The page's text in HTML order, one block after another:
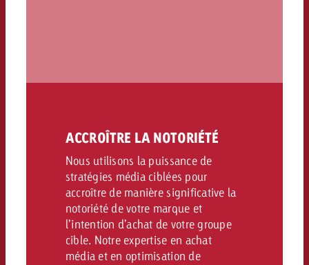
ACCROÎTRE LA NOTORIÉTÉ
Nous utilisons la puissance de
stratégies média ciblées pour
accroître de manière significative la
notoriété de votre marque et
l’intention d’achat de votre groupe
cible. Notre expertise en achat
média et en optimisation de